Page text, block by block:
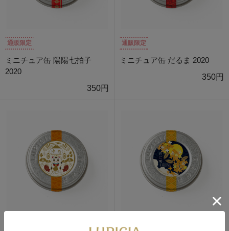
通販限定
ミニチュア缶 陽陽七拍子
2020
350円
通販限定
ミニチュア缶 だるま 2020
350円
通販限定